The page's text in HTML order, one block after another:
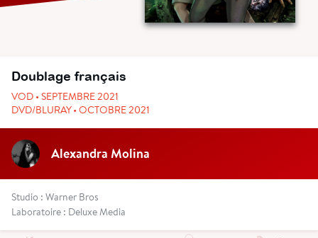
Doublage français
VOD • SEPTEMBRE 2021
DVD/BLURAY • OCTOBRE 2021
Alexandra Molina
Studio : Warner Bros
Laboratoire : Deluxe Media